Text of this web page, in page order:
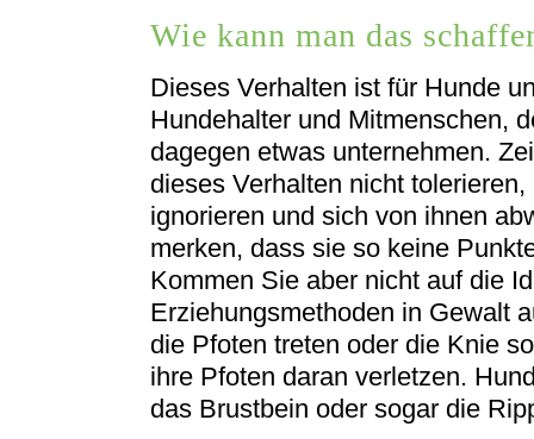
Wie kann man das
Dieses Verhalten ist für Hunde
Hundehalter und Mitmenschen,
dagegen etwas unternehmen.
dieses Verhalten nicht
ignorieren und sich von ihnen
merken, dass sie so keine
Kommen Sie aber nicht auf die
Erziehungsmethoden in Gewalt
die Pfoten treten oder die Knie
ihre Pfoten daran verletzen.
das Brustbein oder sogar die